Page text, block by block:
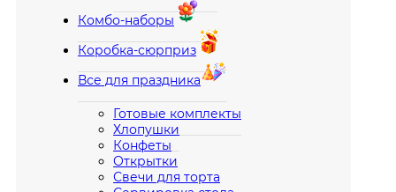
Комбо-наборы
Коробка-сюрприз
Все для праздника
Готовые комплекты
Хлопушки
Конфеты
Открытки
Свечи для торта